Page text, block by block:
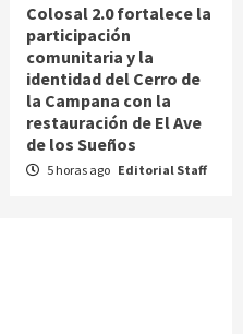
Colosal 2.0 fortalece la
participación
comunitaria y la
identidad del Cerro de
la Campana con la
restauración de El Ave
de los Sueños
5 horas ago Editorial Staff